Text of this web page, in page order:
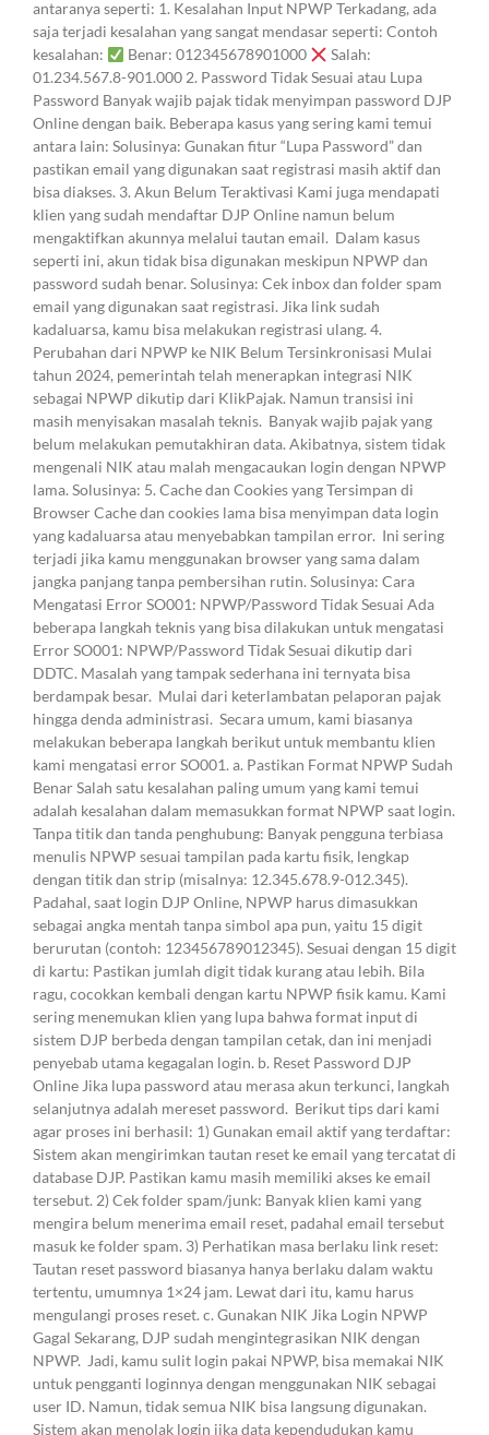
antaranya seperti: 1. Kesalahan Input NPWP Terkadang, ada
saja terjadi kesalahan yang sangat mendasar seperti: Contoh
kesalahan:
Benar: 012345678901000
Salah:
01.234.567.8-901.000 2. Password Tidak Sesuai atau Lupa
Password Banyak wajib pajak tidak menyimpan password DJP
Online dengan baik. Beberapa kasus yang sering kami temui
antara lain: Solusinya: Gunakan fitur “Lupa Password” dan
pastikan email yang digunakan saat registrasi masih aktif dan
bisa diakses. 3. Akun Belum Teraktivasi Kami juga mendapati
klien yang sudah mendaftar DJP Online namun belum
mengaktifkan akunnya melalui tautan email. Dalam kasus
seperti ini, akun tidak bisa digunakan meskipun NPWP dan
password sudah benar. Solusinya: Cek inbox dan folder spam
email yang digunakan saat registrasi. Jika link sudah
kadaluarsa, kamu bisa melakukan registrasi ulang. 4.
Perubahan dari NPWP ke NIK Belum Tersinkronisasi Mulai
tahun 2024, pemerintah telah menerapkan integrasi NIK
sebagai NPWP dikutip dari KlikPajak. Namun transisi ini
masih menyisakan masalah teknis. Banyak wajib pajak yang
belum melakukan pemutakhiran data. Akibatnya, sistem tidak
mengenali NIK atau malah mengacaukan login dengan NPWP
lama. Solusinya: 5. Cache dan Cookies yang Tersimpan di
Browser Cache dan cookies lama bisa menyimpan data login
yang kadaluarsa atau menyebabkan tampilan error. Ini sering
terjadi jika kamu menggunakan browser yang sama dalam
jangka panjang tanpa pembersihan rutin. Solusinya: Cara
Mengatasi Error SO001: NPWP/Password Tidak Sesuai Ada
beberapa langkah teknis yang bisa dilakukan untuk mengatasi
Error SO001: NPWP/Password Tidak Sesuai dikutip dari
DDTC. Masalah yang tampak sederhana ini ternyata bisa
berdampak besar. Mulai dari keterlambatan pelaporan pajak
hingga denda administrasi. Secara umum, kami biasanya
melakukan beberapa langkah berikut untuk membantu klien
kami mengatasi error SO001. a. Pastikan Format NPWP Sudah
Benar Salah satu kesalahan paling umum yang kami temui
adalah kesalahan dalam memasukkan format NPWP saat login.
Tanpa titik dan tanda penghubung: Banyak pengguna terbiasa
menulis NPWP sesuai tampilan pada kartu fisik, lengkap
dengan titik dan strip (misalnya: 12.345.678.9-012.345).
Padahal, saat login DJP Online, NPWP harus dimasukkan
sebagai angka mentah tanpa simbol apa pun, yaitu 15 digit
berurutan (contoh: 123456789012345). Sesuai dengan 15 digit
di kartu: Pastikan jumlah digit tidak kurang atau lebih. Bila
ragu, cocokkan kembali dengan kartu NPWP fisik kamu. Kami
sering menemukan klien yang lupa bahwa format input di
sistem DJP berbeda dengan tampilan cetak, dan ini menjadi
penyebab utama kegagalan login. b. Reset Password DJP
Online Jika lupa password atau merasa akun terkunci, langkah
selanjutnya adalah mereset password. Berikut tips dari kami
agar proses ini berhasil: 1) Gunakan email aktif yang terdaftar:
Sistem akan mengirimkan tautan reset ke email yang tercatat di
database DJP. Pastikan kamu masih memiliki akses ke email
tersebut. 2) Cek folder spam/junk: Banyak klien kami yang
mengira belum menerima email reset, padahal email tersebut
masuk ke folder spam. 3) Perhatikan masa berlaku link reset:
Tautan reset password biasanya hanya berlaku dalam waktu
tertentu, umumnya 1×24 jam. Lewat dari itu, kamu harus
mengulangi proses reset. c. Gunakan NIK Jika Login NPWP
Gagal Sekarang, DJP sudah mengintegrasikan NIK dengan
NPWP. Jadi, kamu sulit login pakai NPWP, bisa memakai NIK
untuk pengganti loginnya dengan menggunakan NIK sebagai
user ID. Namun, tidak semua NIK bisa langsung digunakan.
Sistem akan menolak login jika data kependudukan kamu